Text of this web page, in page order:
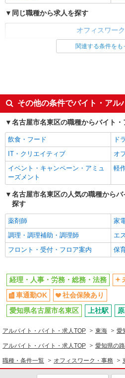
同じ職種から求人を探す
オフィスワー
経理・人事・労務・総務・法務
車通勤OK
社
関連する条件をも
その他の条件でバイト・アル
名古屋市名東区の職種からバイト
飲食・フード
ド
IT・クリエイティブ
オ
イベント・キャンペーン・アミュ
ーズメント
軽
名古屋市名東区の人気の職種から
探す
薬剤師
家
調理・調理補助・調理師
エ
フロント・受付・フロア案内
保
経理・人事・労務・総務・法務
車通勤OK
社会保険あり
愛知県名古屋市名東区
上社駅
アルバイト・バイト・求人TOP 東海 愛
アルバイト・バイト・求人TOP 愛知県の
職種・条件一覧 オフィスワーク・事務